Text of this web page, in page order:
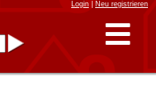
Login| Neu registrieren